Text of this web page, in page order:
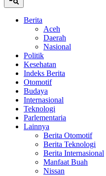
Berita
Aceh
Daerah
Nasional
Politik
Kesehatan
Indeks Berita
Otomotif
Budaya
Internasional
Teknologi
Parlementaria
Lainnya
Berita Otomotif
Berita Teknologi
Berita Internasional
Manfaat Buah
Nissan